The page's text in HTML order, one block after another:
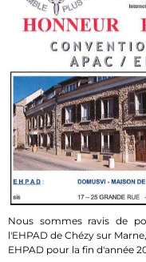
Nous sommes ravis de
l'EHPAD de Chézy sur
EHPAD pour la fin d'année